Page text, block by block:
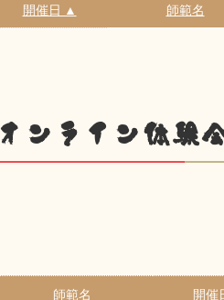
開催日 ▲ 師範名
オンライン体験
師範名 開催